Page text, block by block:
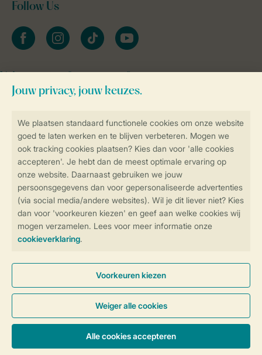
Controle over jouw gegevens &
privacy
Instellingen wijzigen
Veilig en snel online boeken
Veilige gegevensoverdracht
Veilige betaling
Follow Us
facebookinstagramtiktok youtube